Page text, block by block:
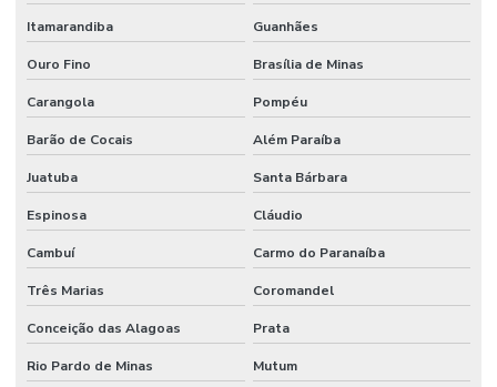
Itamarandiba Guanhães
Ouro Fino Brasília de Minas
Carangola Pompéu
Barão de Cocais Além Paraíba
Juatuba Santa Bárbara
Espinosa Cláudio
Cambuí Carmo do Paranaíba
Três Marias Coromandel
Conceição das Alagoas Prata
Rio Pardo de Minas Mutum